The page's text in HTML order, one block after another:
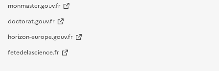
monmaster.gouv.fr
doctorat.gouv.fr
horizon-europe.gouv.fr
fetedelascience.fr